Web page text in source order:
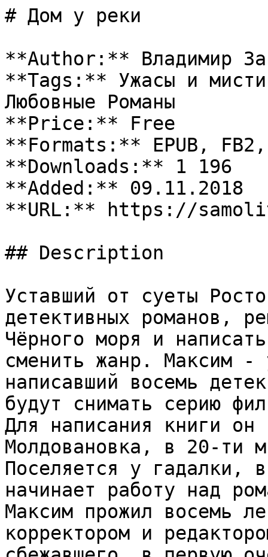
# Дом у реки
**Author:** Владимир
**Tags:** Ужасы и
Любовные Романы
**Price:** Free
**Formats:** EPUB, FB2,
**Downloads:** 1 196
**Added:** 09.11.2018
**URL:** https://
## Description
Уставший от суеты
детективных романов,
Чёрного моря и
сменить жанр. Максим -
написавший восемь
будут снимать серию
Для написания книги он
Молдовановка, в 20-ти
Поселяется у гадалки,
начинает работу над
Максим прожил восемь
корректором и